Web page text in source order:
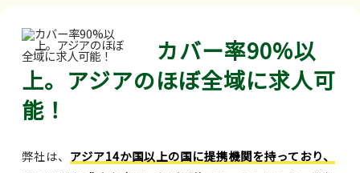
カバー率90%以
上。アジアのほぼ全域に求人可
能！
弊社は、 アジア14か国以上の国に提携機関を持っており、